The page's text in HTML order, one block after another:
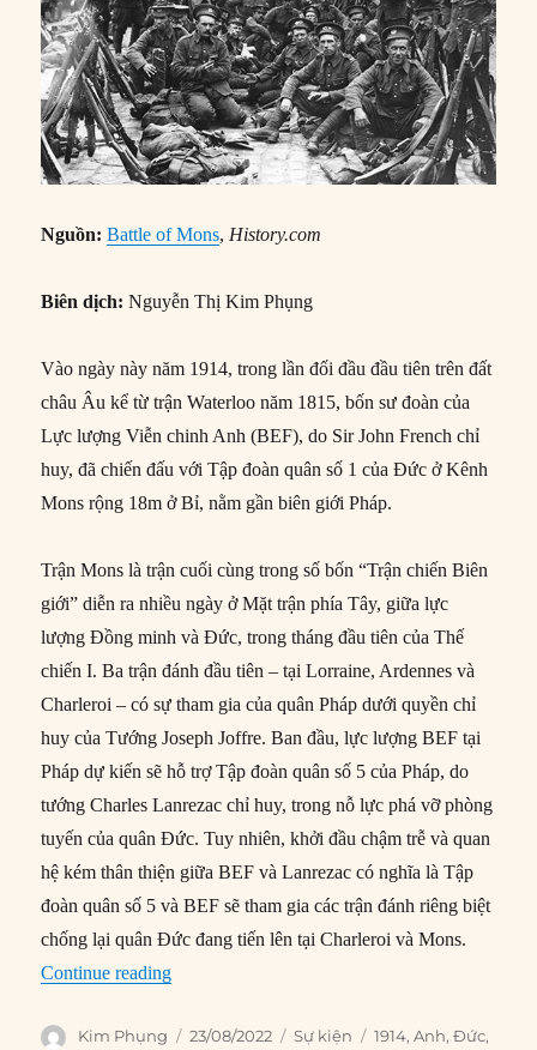
Nguồn:Battle of Mons,History.com
Biên dịch: Nguyễn Thị Kim Phụng
Vào ngày này năm 1914, trong lần đối đầu đầu tiên trên đất
châu Âu kể từ trận Waterloo năm 1815, bốn sư đoàn của
Lực lượng Viễn chinh Anh (BEF), do Sir John French chỉ
huy, đã chiến đấu với Tập đoàn quân số 1 của Đức ở Kênh
Mons rộng 18m ở Bỉ, nằm gần biên giới Pháp.
Trận Mons là trận cuối cùng trong số bốn “Trận chiến Biên
giới” diễn ra nhiều ngày ở Mặt trận phía Tây, giữa lực
lượng Đồng minh và Đức, trong tháng đầu tiên của Thế
chiến I. Ba trận đánh đầu tiên – tại Lorraine, Ardennes và
Charleroi – có sự tham gia của quân Pháp dưới quyền chỉ
huy của Tướng Joseph Joffre. Ban đầu, lực lượng BEF tại
Pháp dự kiến sẽ hỗ trợ Tập đoàn quân số 5 của Pháp, do
tướng Charles Lanrezac chỉ huy, trong nỗ lực phá vỡ phòng
tuyến của quân Đức. Tuy nhiên, khởi đầu chậm trễ và quan
hệ kém thân thiện giữa BEF và Lanrezac có nghĩa là Tập
đoàn quân số 5 và BEF sẽ tham gia các trận đánh riêng biệt
chống lại quân Đức đang tiến lên tại Charleroi và Mons.
Continue reading“23/08/1914: Trận Mons trong Thế chiến I”
Author
Kim Phụng
Posted
23/08/2022 Categories
Sự kiện Tags
1914,Anh,Đức,